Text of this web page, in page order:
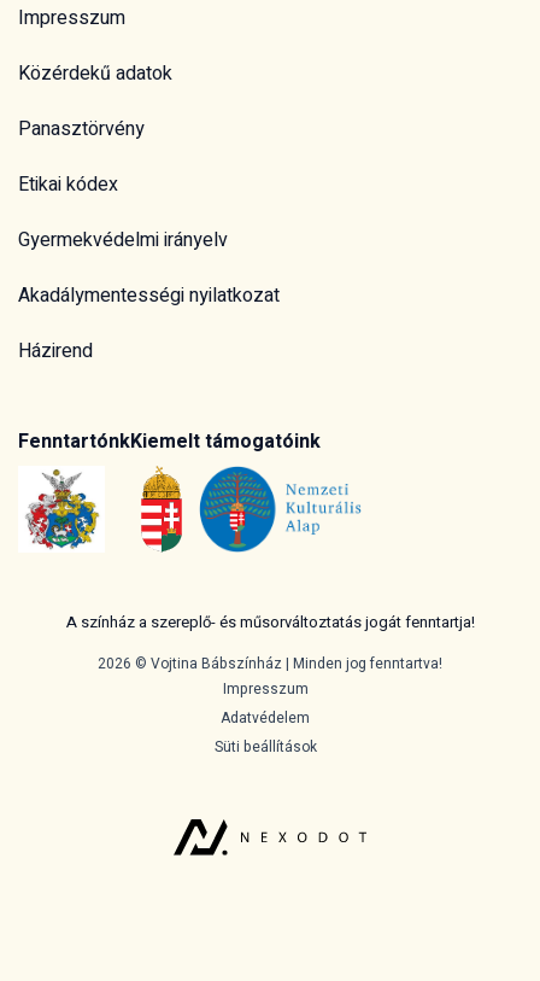
Impresszum
Közérdekű adatok
Panasztörvény
Etikai kódex
Gyermekvédelmi irányelv
Akadálymentességi nyilatkozat
Házirend
FenntartónkKiemelt támogatóink
A színház a szereplő- és műsorváltoztatás jogát fenntartja!
2026 © Vojtina Bábszínház | Minden jog fenntartva!
Impresszum
Adatvédelem
Süti beállítások